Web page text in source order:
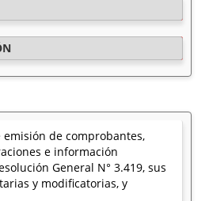
emisión de comprobantes,
e información
General N° 3.419, sus
y modificatorias, y